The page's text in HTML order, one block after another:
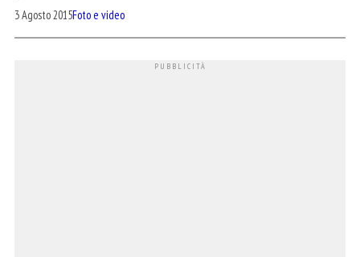
3 Agosto 2015Foto e video